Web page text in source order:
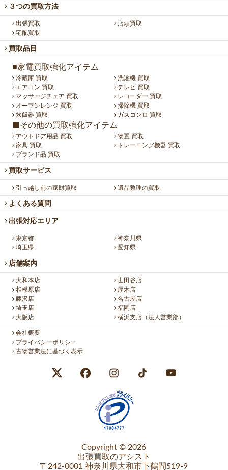
３つの買取方法
出張買取
店頭買取
宅配買取
買取品目
■家電買取強化アイテム
冷蔵庫 買取
洗濯機 買取
エアコン 買取
テレビ 買取
マッサージチェア 買取
レコーダー 買取
オーブンレンジ 買取
掃除機 買取
炊飯器 買取
ガスコンロ 買取
■その他の買取強化アイテム
アウトドア用品 買取
物置 買取
家具 買取
トレーニング機器 買取
ブランド品 買取
買取サービス
引っ越し前の家財買取 遺品整理の買取
よくある質問
出張対応エリア
東京都
神奈川県
埼玉県
愛知県
店舗案内
大和本店
世田谷店
相模原店
厚木店
藤沢店
名古屋店
埼玉店
福岡店
大阪店
横浜支店（法人営業部）
会社概要
プライバシーポリシー
古物営業法に基づく表示
Copyright © 2026
出張買取のアシスト
〒242-0001 神奈川県大和市下鶴間519-9